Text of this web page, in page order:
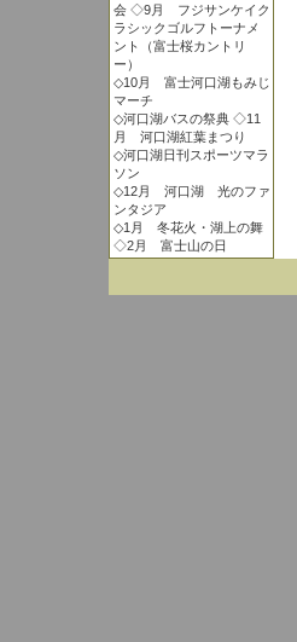
会 ◇9月 フジサンケイク
ラシックゴルフトーナメ
ント（富士桜カントリ
ー）
◇10月 富士河口湖もみじ
マーチ
◇河口湖バスの祭典 ◇11
月 河口湖紅葉まつり
◇河口湖日刊スポーツマラ
ソン
◇12月 河口湖 光のファ
ンタジア
◇1月 冬花火・湖上の舞
◇2月 富士山の日